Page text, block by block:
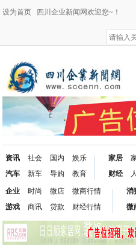
设为首页 四川企业新闻网欢迎您~！
资讯
汽车
社会
新车
国内
导购
娱乐
教育
家居
财经
企业
游戏
时尚
商讯
微店
贷款
微商行情
财经行情
消
微